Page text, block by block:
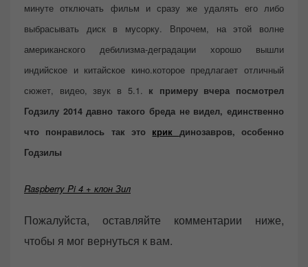
минуте отключать фильм и сразу же удалять его либо
выбрасывать диск в мусорку. Впрочем, на этой волне
американского дебилизма-деградации хорошо вышли
индийское и китайское кино.которое предлагает отличный
сюжет, видео, звук в 5.1. к примеру вчера посмотрел
Годзилу 2014 давно такого бреда не видел, единственно
что понравилось так это крик динозавров, особенно
Годзилы
Raspberry Pi 4 + клон Зил
Пожалуйста, оставляйте комментарии ниже,
чтобы я мог вернуться к вам.